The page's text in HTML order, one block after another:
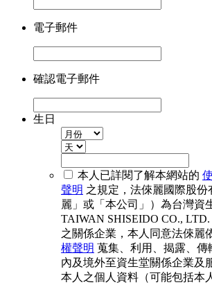
電子郵件
確認電子郵件
生日
本人已詳閱了解本網站的
聲明 之規定，法倈麗國際股份
麗」或「本公司」）為台灣資
TAIWAN SHISEIDO CO., LTD.
之關係企業，本人同意法倈麗
權聲明 蒐集、利用、揭露、傳
內及境外至資生堂關係企業及
本人之個人資料（可能包括本